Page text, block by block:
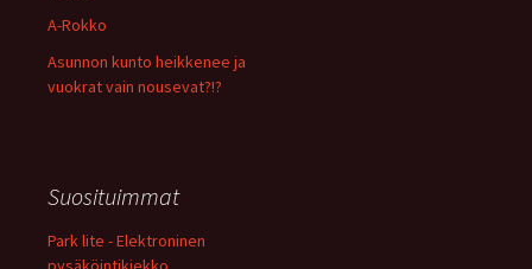
A-Rokko
Asunnon kunto heikkenee ja
vuokrat vain nousevat?!?
Suosituimmat
Park lite - Elektroninen